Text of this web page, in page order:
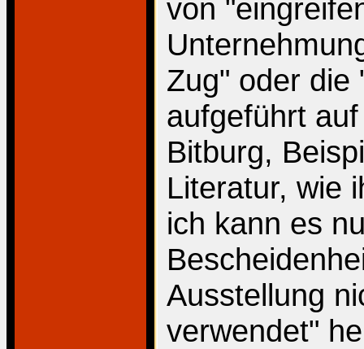
von
Zug" oder die
aufgeführt
Bitburg,
Literatur, wie
ich kann es
Ausstellung
verwendet"